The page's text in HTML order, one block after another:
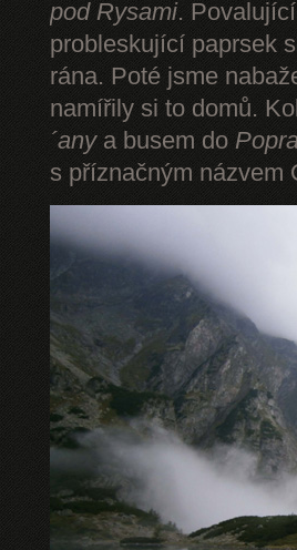
pod Rysami.
probleskující paprsek
rána. Poté jsme
namířily si to domů.
´anya busem do
s příznačným názvem